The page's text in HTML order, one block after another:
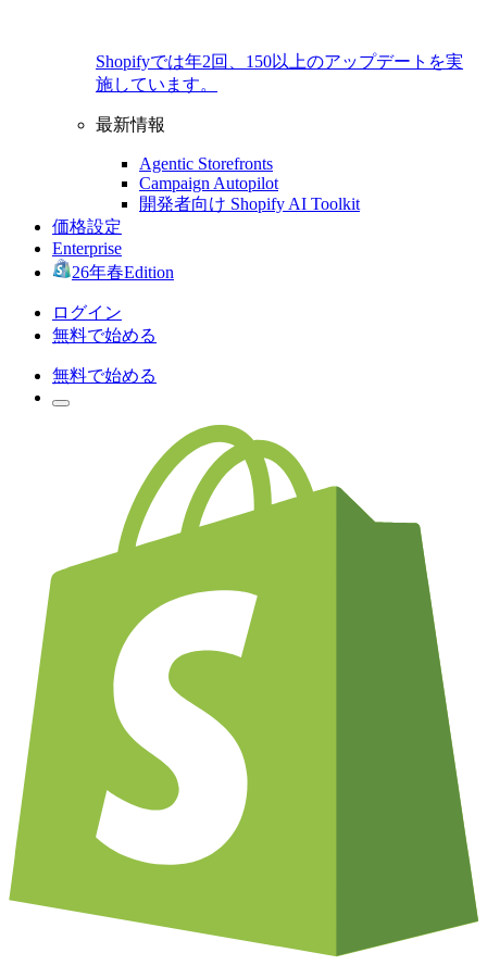
Shopifyでは年2回、150以上のアップデートを実
施しています。
最新情報
Agentic Storefronts
Campaign Autopilot
開発者向け Shopify AI Toolkit
価格設定
Enterprise
26年春Edition
ログイン
無料で始める
無料で始める